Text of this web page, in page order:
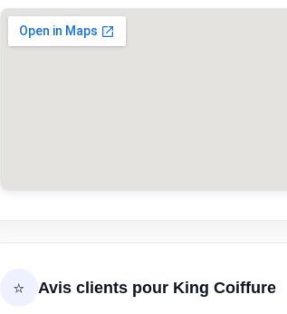
⭐ Avis clients pour King Coiffure